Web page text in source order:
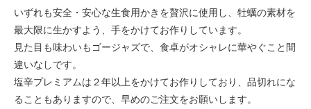
いずれも安全・安心な生食用かきを贅沢に使用し、牡蠣の素材を
最大限に生かすよう、手をかけてお作りしています。
見た目も味わいもゴージャズで、食卓がオシャレに華やぐこと間
違いなしです。
塩辛プレミアムは２年以上をかけてお作りしており、品切れにな
ることもありますので、早めのご注文をお願いします。